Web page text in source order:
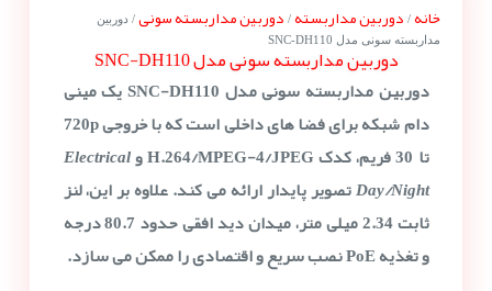
خانه/ دوربین مداربسته/ دوربین مداربسته سونی/ دوربین
مداربسته سونی مدل SNC-DH110
دوربین مداربسته سونی مدل SNC-DH110
دوربین مداربسته سونی مدل SNC-DH110
یک مینی
دام شبکه برای فضا های داخلی است که با خروجی720p
تا 30 فریم
، کدکH.264/MPEG-4/JPEGوElectrical
Day/Nightتصویر پایدار ارائه می کند. علاوه بر این، لنز
ثابت2.34 میلی متر ، میدان دید افقی حدود 80.7 درجه
و تغذیهPoEنصب سریع و اقتصادی را ممکن می سازد.